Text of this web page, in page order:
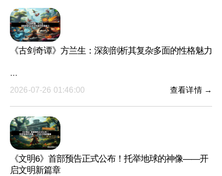
《古剑奇谭》方兰生：深刻剖析其复杂多面的性格魅力
···
2026-07-26 01:46:00
查看详情 →
《文明6》首部预告正式公布！托举地球的神像——开
启文明新篇章